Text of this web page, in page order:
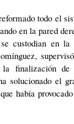
todo el
en la pared
custodian en la
finalización de
solucionado el
había